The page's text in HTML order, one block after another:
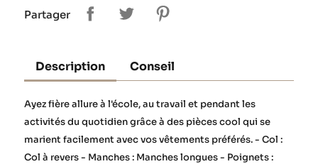
Partager
Description Conseil
Ayez fière allure à l'école, au travail et pendant les
activités du quotidien grâce à des pièces cool qui se
marient facilement avec vos vêtements préférés. - Col :
Col à revers - Manches : Manches longues - Poignets :